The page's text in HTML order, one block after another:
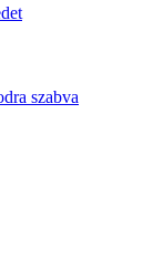
szabva